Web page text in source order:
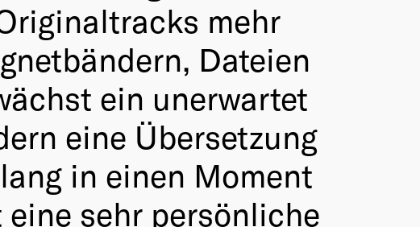
mehr
Dateien
ein unerwartet
eine Übersetzung
in einen Moment
sehr persönliche